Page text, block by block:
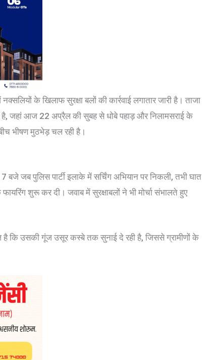
के खिलाफ सुरक्षा बलों की कार्रवाई लगातार जारी है। ताजा
है, जहां आज 22 अप्रैल की सुबह से धोबे पहाड़ और निलामसराई के
भीषण मुठभेड़ चल रही है।
बजे जब पुलिस पार्टी इलाके में सर्चिंग अभियान पर निकली, तभी घात
शुरू कर दी। जवाब में सुरक्षाबलों ने भी मोर्चा संभालते हुए
है कि उसकी गूंज उसूर कस्बे तक सुनाई दे रही है, जिससे ग्रामीणों के